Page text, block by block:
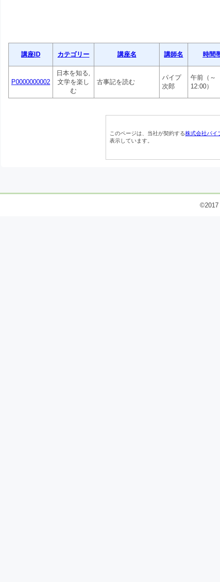
講座ID カテゴリー 講座名 講師名 時間
P0000000002
日本を知る,
文学を楽し
む
古事記を読む
パイプ
次郎
午前（～
12:00）
このページは、当社が契約する株式会社パイ
表示しています。
©2017